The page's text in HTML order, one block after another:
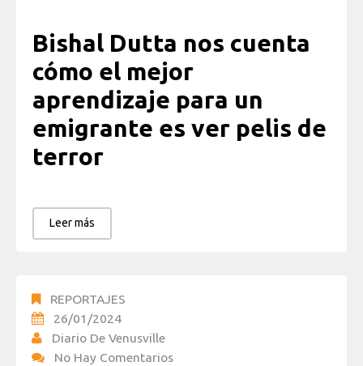
Bishal Dutta nos cuenta
cómo el mejor
aprendizaje para un
emigrante es ver pelis de
terror
Leer más
REPORTAJES
26/01/2024
Diario De Venusville
No Hay Comentarios